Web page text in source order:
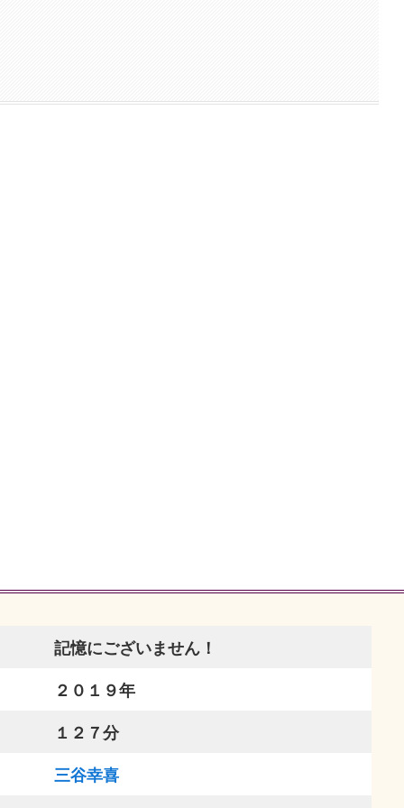
記憶にございません！
２０１９年
１２７分
三谷幸喜